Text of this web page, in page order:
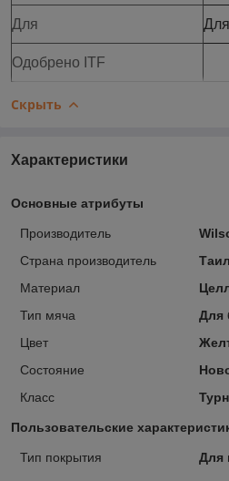
Для
Одобрено ITF
Скрыть
Характеристики
Основные атрибуты
Производитель
Страна производитель
Материал
Тип мяча
Для
Цвет
Состояние
Класс
Пользовательские
Тип покрытия Для